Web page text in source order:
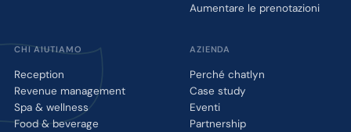
Aumentare le prenotazioni
CHI AIUTIAMO
Reception
Revenue management
Spa & wellness
Food & beverage
AZIENDA
Perché chatlyn
Case study
Eventi
Partnership